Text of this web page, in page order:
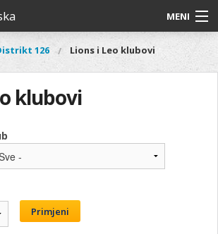
MENI
126 Lions i Leo klubovi
klubovi
Primjeni